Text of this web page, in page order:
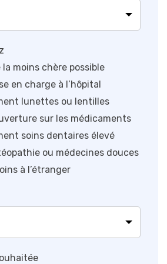
moins chère possible
en charge à l’hôpital
lunettes ou lentilles
sur les médicaments
soins dentaires élevé
ou médecines douces
à l’étranger